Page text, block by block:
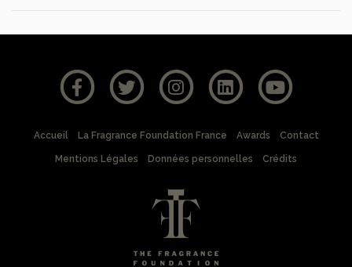
Accueil La Fragrance Foundation France Awards Contact
Mentions Légales Données personnelles Crédits